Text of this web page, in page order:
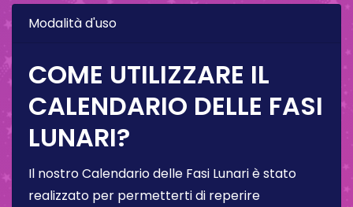
Modalità d'uso
COME UTILIZZARE IL
CALENDARIO DELLE FASI
LUNARI?
Il nostro Calendario delle Fasi Lunari è stato
realizzato per permetterti di reperire